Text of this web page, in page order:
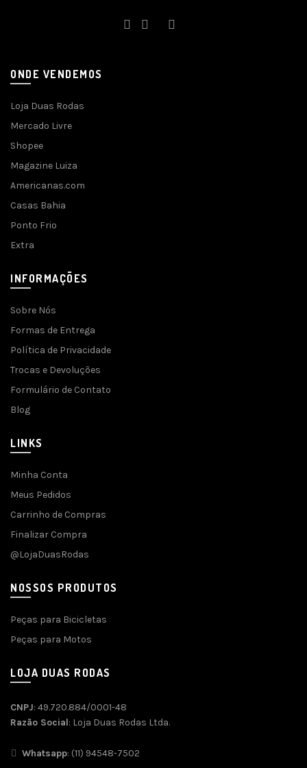
ONDE VENDEMOS
Loja Duas Rodas
Mercado Livre
Shopee
Magazine Luiza
Americanas.com
Casas Bahia
Ponto Frio
Extra
INFORMAÇÕES
Sobre Nós
Formas de Entrega
Política de Privacidade
Trocas e Devoluções
Formulário de Contato
Blog
LINKS
Minha Conta
Meus Pedidos
Carrinho de Compras
Finalizar Compra
@LojaDuasRodas
NOSSOS PRODUTOS
Peças para Bicicletas
Peças para Motos
LOJA DUAS RODAS
CNPJ: 49.720.884/0001-48
Razão Social: Loja Duas Rodas Ltda.
Whatsapp: (11) 94548-7502